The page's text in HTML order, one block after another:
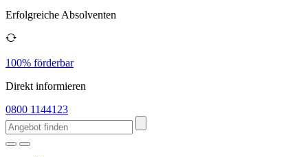
Erfolgreiche Absolventen
100% förderbar
Direkt informieren
0800 1144123